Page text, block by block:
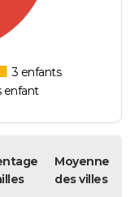
3 enfants
enfant
Moyenne
des villes